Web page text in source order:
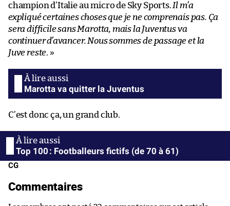
champion d’Italie au micro de Sky Sports. Il m’a
expliqué certaines choses que je ne comprenais pas. Ça
sera difficile sans Marotta, mais la Juventus va
continuer d’avancer. Nous sommes de passage et la
Juve reste. »
Marotta va quitter la Juventus
C’est donc ça, un grand club.
Top 100 : Footballeurs fictifs (de 70 à 61)
CG
Commentaires